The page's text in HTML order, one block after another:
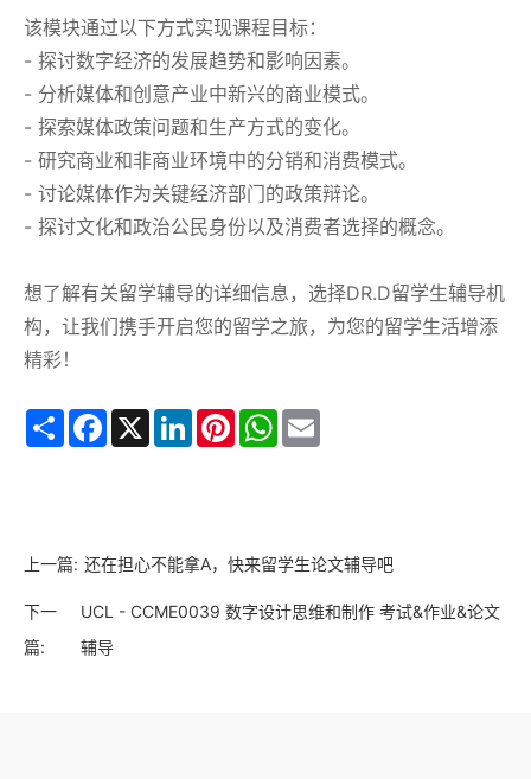
该模块通过以下方式实现课程目标：
- 探讨数字经济的发展趋势和影响因素。
- 分析媒体和创意产业中新兴的商业模式。
- 探索媒体政策问题和生产方式的变化。
- 研究商业和非商业环境中的分销和消费模式。
- 讨论媒体作为关键经济部门的政策辩论。
- 探讨文化和政治公民身份以及消费者选择的概念。
想了解有关留学辅导的详细信息，选择DR.D留学生辅导机
构，让我们携手开启您的留学之旅，为您的留学生活增添
精彩！
Share Facebook
X LinkedInPinterestWhatsApp
上一篇: 还在担心不能拿A，快来留学生论文辅导吧
下一
篇:
UCL - CCME0039 数字设计思维和制作 考试&作业&论文
辅导